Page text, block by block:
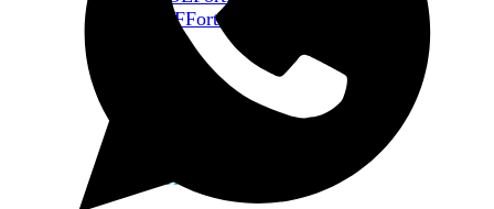
648FFortiSwitch
648F-
Series